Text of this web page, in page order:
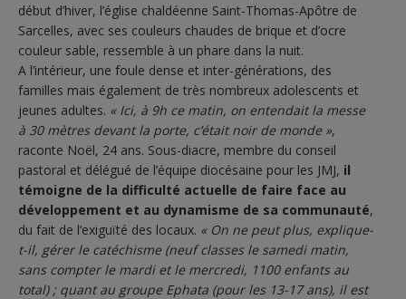
début d’hiver, l’église chaldéenne Saint-Thomas-Apôtre de
Sarcelles, avec ses couleurs chaudes de brique et d’ocre
couleur sable, ressemble à un phare dans la nuit.
A l’intérieur, une foule dense et inter-générations, des
familles mais également de très nombreux adolescents et
jeunes adultes. « Ici, à 9h ce matin, on entendait la messe
à 30 mètres devant la porte, c’était noir de monde »,
raconte Noël, 24 ans. Sous-diacre, membre du conseil
pastoral et délégué de l’équipe diocésaine pour les JMJ, il
témoigne de la difficulté actuelle de faire face au
développement et au dynamisme de sa communauté,
du fait de l’exiguïté des locaux. « On ne peut plus, explique-
t-il, gérer le catéchisme (neuf classes le samedi matin,
sans compter le mardi et le mercredi, 1100 enfants au
total) ; quant au groupe Ephata (pour les 13-17 ans), il est